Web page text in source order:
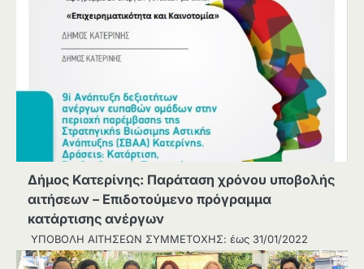
Δήμος Κατερίνης: Παράταση χρόνου υποβολής
αιτήσεων – Επιδοτούμενο πρόγραμμα
κατάρτισης ανέργων
ΥΠΟΒΟΛΗ ΑΙΤΗΣΕΩΝ ΣΥΜΜΕΤΟΧΗΣ: έως 31/01/2022